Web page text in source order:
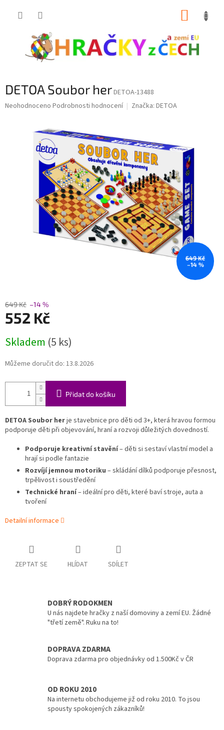
DETOA Soubor herDETOA-13488
Průměrné
Neohodnoceno Podrobnosti hodnocení Značka: DETOA
649 Kč
–14 %
649 Kč –14 %
552 Kč
cena:
Skladem (5 ks)
Můžeme doručit do: 13.8.2026
Přidat do košíku
DETOA Soubor herje stavebnice pro děti od 3+, která hravou formou
podporuje děti při objevování, hraní a rozvoji důležitých dovedností.
Podporuje kreativní stavění– děti si sestaví vlastní model a
hrají si podle fantazie
Rozvíjí jemnou motoriku – skládání dílků podporuje přesnost,
trpělivost i soustředění
Technické hraní– ideální pro děti, které baví stroje, auta a
tvoření
Detailní informace
ZEPTAT SE HLÍDAT SDÍLET
DOBRÝ RODOKMEN
U nás najdete hračky z naší domoviny a zemí EU. Žádné
"třetí země". Ruku na to!
DOPRAVA ZDARMA
Doprava zdarma pro objednávky od 1.500Kč v ČR
OD ROKU 2010
Na internetu obchodujeme již od roku 2010. To jsou
spousty spokojených zákazníků!